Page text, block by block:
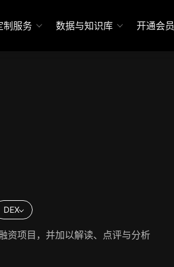
制服务 数据与知识库 开通会员
DEX
资项目，并加以解读、点评与分析